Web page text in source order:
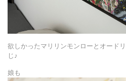
欲しかったマリリンモンローとオード
じ♪
娘も